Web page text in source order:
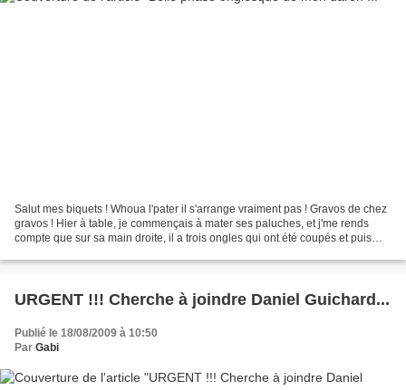
Salut mes biquets ! Whoua l'pater il s'arrange vraiment pas ! Gravos de chez
gravos ! Hier à table, je commençais à mater ses paluches, et j'me rends
compte que sur sa main droite, il a trois ongles qui ont été coupés et puis
URGENT !!! Cherche à joindre Daniel Guichard...
Publié le 18/08/2009 à 10:50
Par Gabi